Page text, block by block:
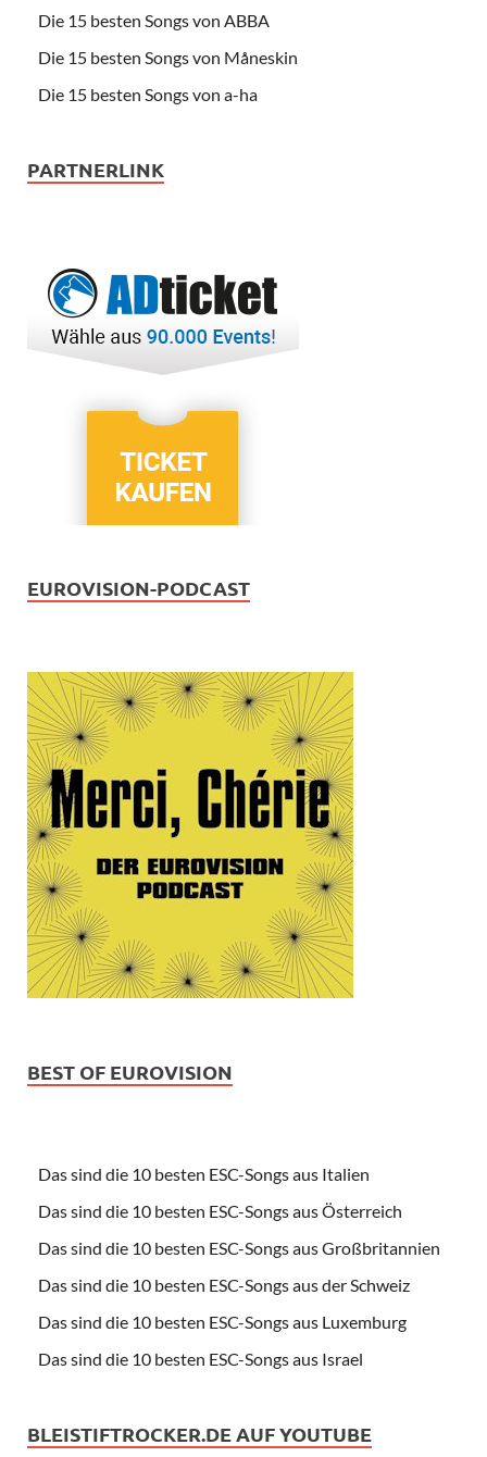
Die 15 besten Songs von ABBA
Die 15 besten Songs von Måneskin
Die 15 besten Songs von a-ha
PARTNERLINK
EUROVISION-PODCAST
BEST OF EUROVISION
Das sind die 10 besten ESC-Songs aus Italien
Das sind die 10 besten ESC-Songs aus Österreich
Das sind die 10 besten ESC-Songs aus Großbritannien
Das sind die 10 besten ESC-Songs aus der Schweiz
Das sind die 10 besten ESC-Songs aus Luxemburg
Das sind die 10 besten ESC-Songs aus Israel
BLEISTIFTROCKER.DE AUF YOUTUBE